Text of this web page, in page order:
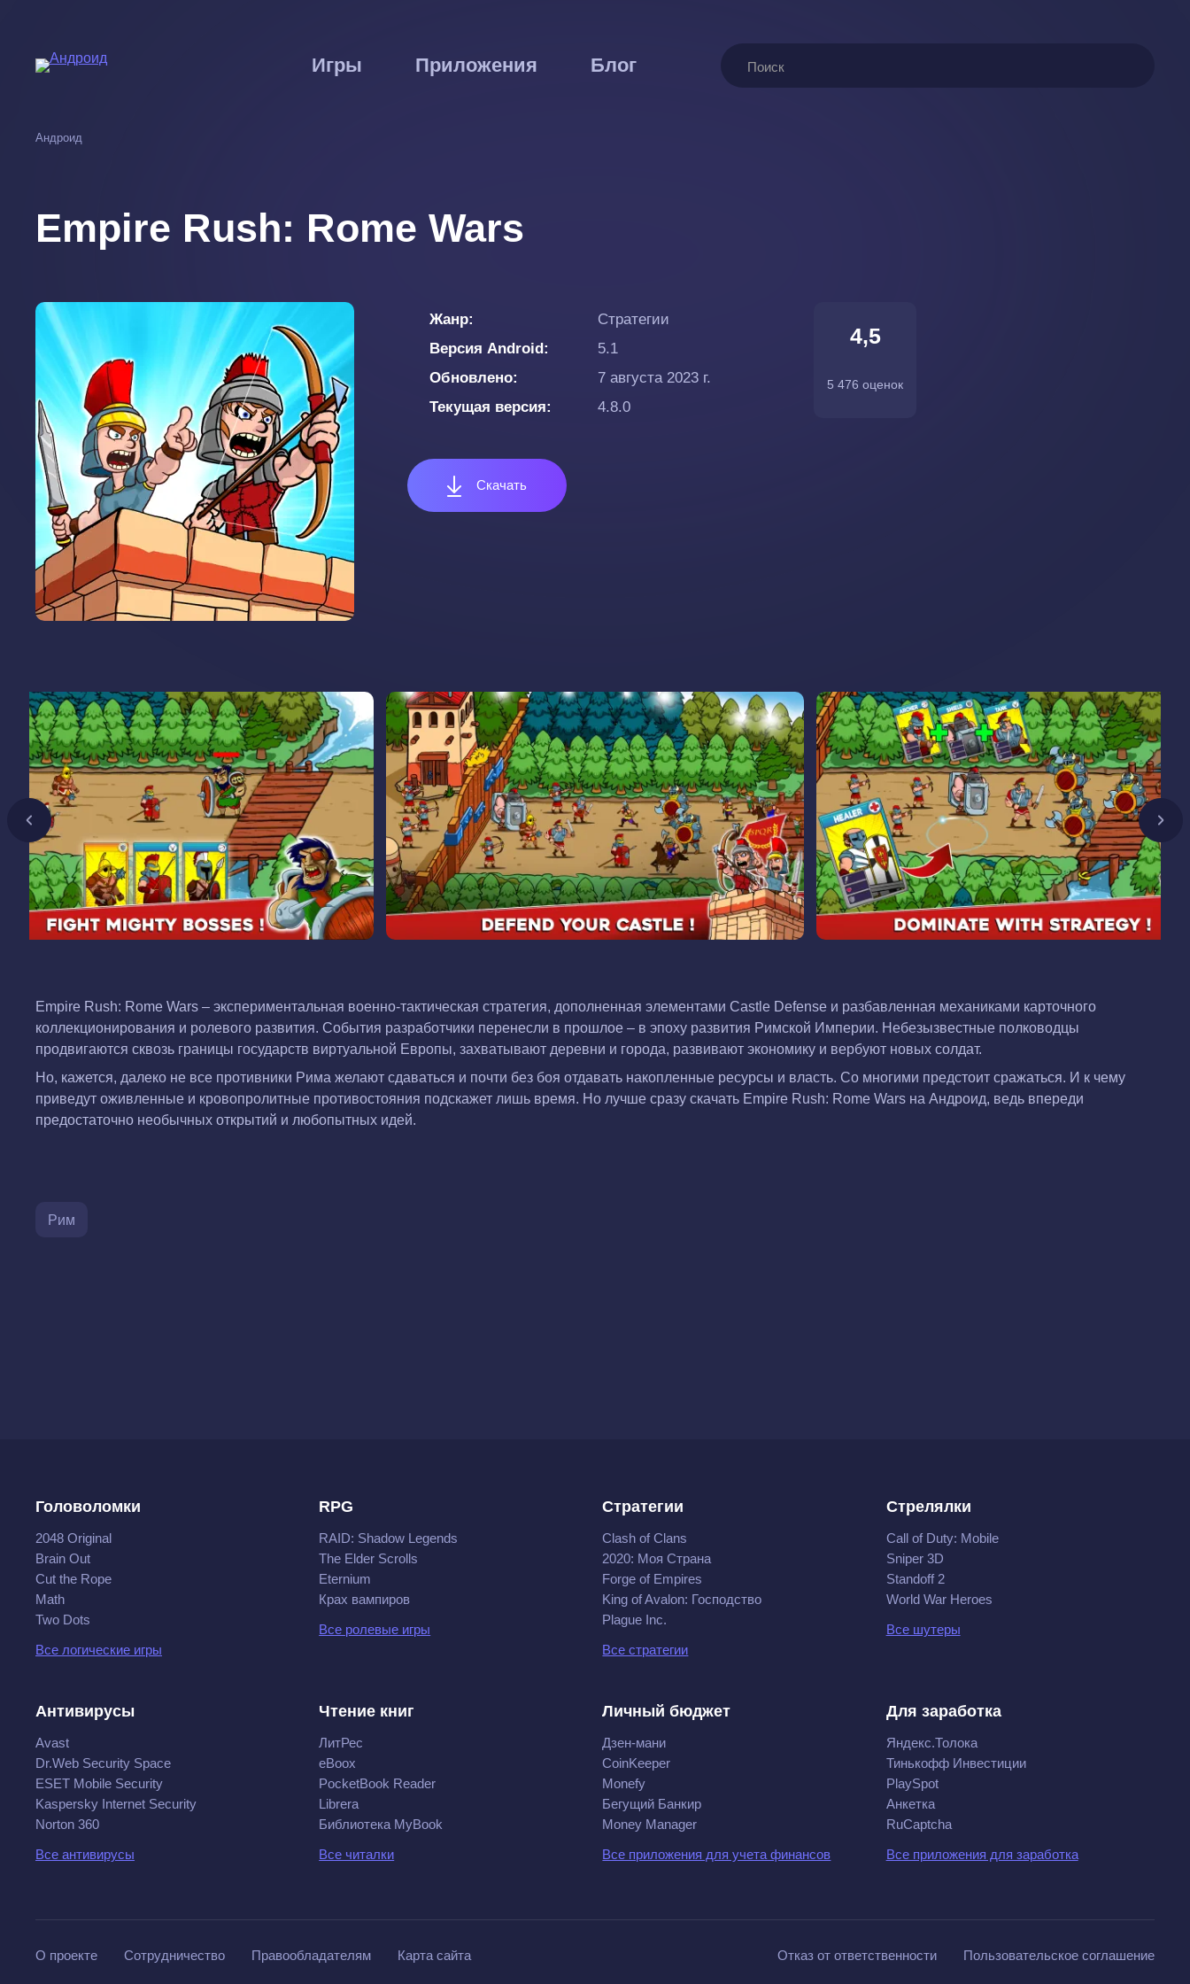
основному
Игры Приложения Блог Поиск
Андроид
Empire Rush: Rome Wars
Жанр
Стратегии
Версия Android
5.1
Обновлено
7 августа 2023 г.
Текущая версия
4.8.0
Скачать
4,5
5 476 оценок
Empire Rush: Rome Wars – экспериментальная военно-тактическая стратегия, дополненная элементами Castle Defense и разбавленная механиками карточного
коллекционирования и ролевого развития. События разработчики перенесли в прошлое – в эпоху развития Римской Империи. Небезызвестные полководцы
продвигаются сквозь границы государств виртуальной Европы, захватывают деревни и города, развивают экономику и вербуют новых солдат.
Но, кажется, далеко не все противники Рима желают сдаваться и почти без боя отдавать накопленные ресурсы и власть. Со многими предстоит сражаться. И к чему
приведут оживленные и кровопролитные противостояния подскажет лишь время. Но лучше сразу скачать Empire Rush: Rome Wars на Андроид, ведь впереди
предостаточно необычных открытий и любопытных идей.
Рим
Головоломки
2048 Original
Brain Out
Cut the Rope
Math
Two Dots
Все логические игры
RPG
RAID: Shadow Legends
The Elder Scrolls
Eternium
Крах вампиров
Все ролевые игры
Стратегии
Clash of Clans
2020: Моя Cтрана
Forge of Empires
King of Avalon: Господство
Plague Inc.
Все стратегии
Стрелялки
Call of Duty: Mobile
Sniper 3D
Standoff 2
World War Heroes
Все шутеры
Антивирусы
Avast
Dr.Web Security Space
ESET Mobile Security
Kaspersky Internet Security
Norton 360
Все антивирусы
Чтение книг
ЛитРес
eBoox
PocketBook Reader
Librera
Библиотека MyBook
Все читалки
Личный бюджет
Дзен-мани
CoinKeeper
Monefy
Бегущий Банкир
Money Manager
Все приложения для учета финансов
Для заработка
Яндекс.Толока
Тинькофф Инвестиции
PlaySpot
Анкетка
RuCaptcha
Все приложения для заработка
О проекте Сотрудничество Правообладателям Карта сайта Отказ от ответственности Пользовательское соглашение